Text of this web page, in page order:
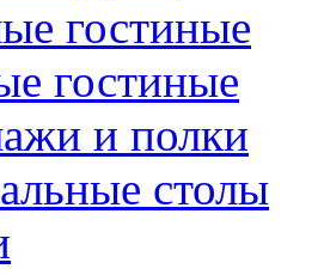
гостиные
гостиные
и полки
столы